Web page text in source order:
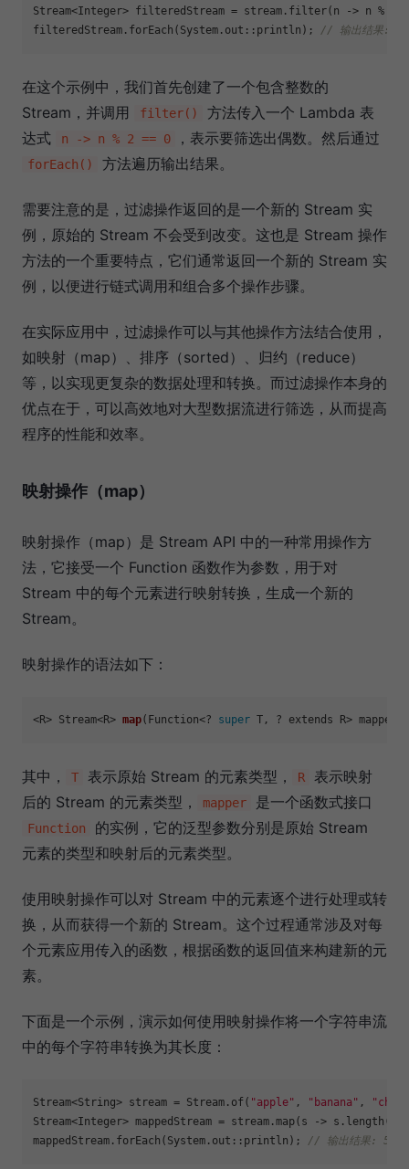
Stream<Integer> filteredStream = stream.filter(n -> n %
filteredStream.forEach(System.out::println); // 输出结果: 2
在这个示例中，我们首先创建了一个包含整数的
Stream，并调用
filter()
方法传入一个 Lambda 表
达式
n -> n % 2 == 0 ，表示要筛选出偶数。然后通过
forEach() 方法遍历输出结果。
需要注意的是，过滤操作返回的是一个新的 Stream 实
例，原始的 Stream 不会受到改变。这也是 Stream 操作
方法的一个重要特点，它们通常返回一个新的 Stream 实
例，以便进行链式调用和组合多个操作步骤。
在实际应用中，过滤操作可以与其他操作方法结合使用，
如映射（map）、排序（sorted）、归约（reduce）
等，以实现更复杂的数据处理和转换。而过滤操作本身的
优点在于，可以高效地对大型数据流进行筛选，从而提高
程序的性能和效率。
映射操作（map）
映射操作（map）是 Stream API 中的一种常用操作方
法，它接受一个 Function 函数作为参数，用于对
Stream 中的每个元素进行映射转换，生成一个新的
Stream。
映射操作的语法如下：
<R> Stream<R> map(Function<? super T, ? extends R> mapper)
其中， T 表示原始 Stream 的元素类型， R
表示映射
后的 Stream 的元素类型，
mapper 是一个函数式接口
Function
的实例，它的泛型参数分别是原始 Stream
元素的类型和映射后的元素类型。
使用映射操作可以对 Stream 中的元素逐个进行处理或转
换，从而获得一个新的 Stream。这个过程通常涉及对每
个元素应用传入的函数，根据函数的返回值来构建新的元
素。
下面是一个示例，演示如何使用映射操作将一个字符串流
中的每个字符串转换为其长度：
Stream<String> stream = Stream.of( "apple" , "banana" ,
Stream<Integer> mappedStream = stream.map(s -> s.length());
mappedStream.forEach(System.out::println); // 输出结果: 5 6